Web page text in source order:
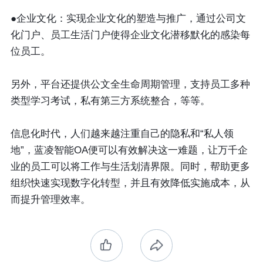
●企业文化：实现企业文化的塑造与推广，通过公司文
化门户、员工生活门户使得企业文化潜移默化的感染每
位员工。
另外，平台还提供公文全生命周期管理，支持员工多种
类型学习考试，私有第三方系统整合，等等。
信息化时代，人们越来越注重自己的隐私和“私人领
地”，蓝凌智能OA便可以有效解决这一难题，让万千企
业的员工可以将工作与生活划清界限。同时，帮助更多
组织快速实现数字化转型，并且有效降低实施成本，从
而提升管理效率。